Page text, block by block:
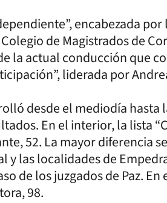
encabezada
de Magistrados de
la actual conducción que
liderada por
desde el mediodía hasta
En el interior, la lista
52. La mayor diferencia
y las localidades de
de los juzgados de Paz.
98.